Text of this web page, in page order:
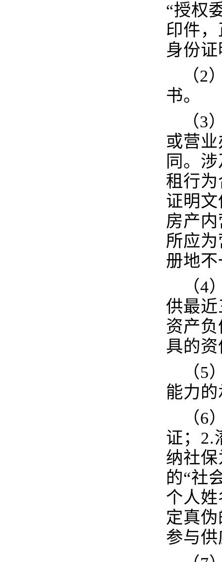
“授权
印件
身份
（2
书。
（3
或营
同。
租行
证明
房产
所应
册地
（
供最
资产
具的
（
能力
（
证；2.
纳社
的“社
个人
定真
参与